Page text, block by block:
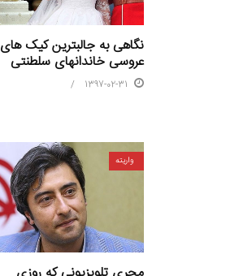
نگاهی به جالب‎ترین کیک های
عروسی خاندان‎های سلطنتی
1397-02-31
واریته